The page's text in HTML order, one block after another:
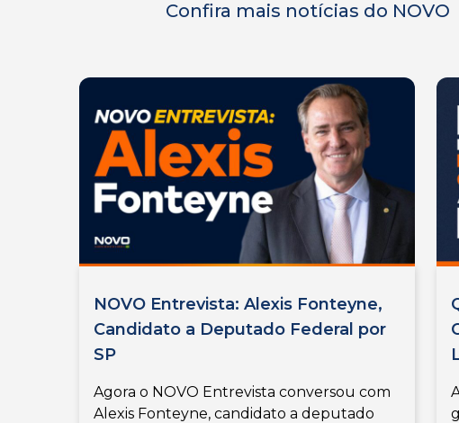
Confira mais notícias do NOVO
NOVO Entrevista: Alexis Fonteyne,
Candidato a Deputado Federal por
SP
Agora o NOVO Entrevista conversou com
Alexis Fonteyne, candidato a deputado